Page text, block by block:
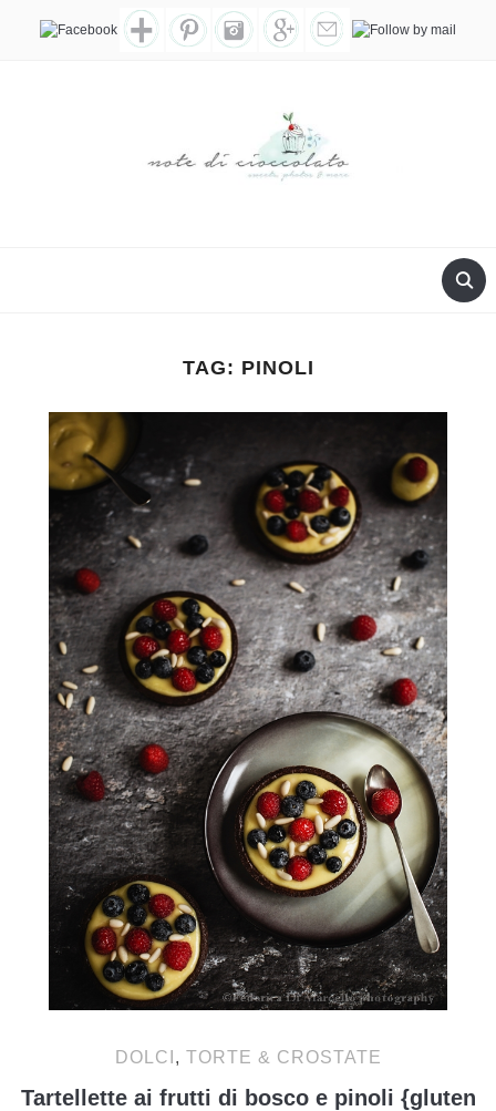
TAG: PINOLI
DOLCI , TORTE & CROSTATE
Tartellette ai frutti di bosco e pinoli {gluten